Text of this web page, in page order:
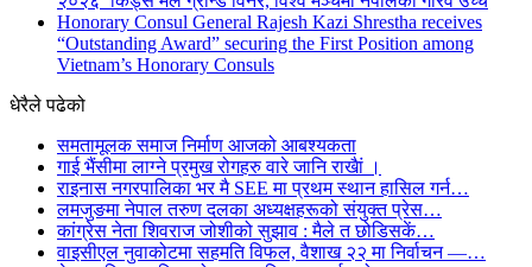
Honorary Consul General Rajesh Kazi Shrestha receives
“Outstanding Award” securing the First Position among
Vietnam’s Honorary Consuls
धेरैले पढेको
समतामूलक समाज निर्माण आजको आबश्यकता
गाई भैंसीमा लाग्ने प्रमुख रोगहरु वारे जानि राखैां ।
राइनास नगरपालिका भर मै SEE मा प्रथम स्थान हासिल गर्न…
लमजुङमा नेपाल तरुण दलका अध्यक्षहरूको संयुक्त प्रेस…
कांग्रेस नेता शिवराज जोशीको सुझाव : मैले त छोडिसकें…
वाइसीएल नुवाकोटमा सहमति विफल, वैशाख २२ मा निर्वाचन —…